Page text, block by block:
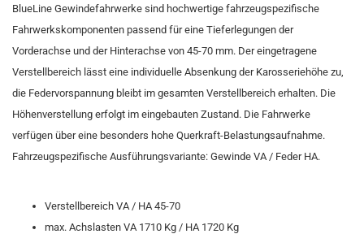
BlueLine Gewindefahrwerke sind hochwertige fahrzeugspezifische
Fahrwerkskomponenten passend für eine Tieferlegungen der
Vorderachse und der Hinterachse von 45-70 mm. Der eingetragene
Verstellbereich lässt eine individuelle Absenkung der Karosseriehöhe zu,
die Federvorspannung bleibt im gesamten Verstellbereich erhalten. Die
Höhenverstellung erfolgt im eingebauten Zustand. Die Fahrwerke
verfügen über eine besonders hohe Querkraft-Belastungsaufnahme.
Fahrzeugspezifische Ausführungsvariante: Gewinde VA / Feder HA.
Verstellbereich VA / HA 45-70
max. Achslasten VA 1710 Kg / HA 1720 Kg